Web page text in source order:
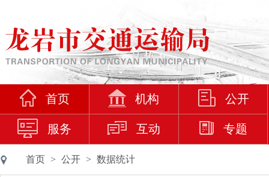
首页 机构 公开
服务 互动 专题
首页 > 公开 > 数据统计